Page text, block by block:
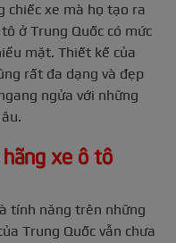
chiếc xe mà họ tạo ra
ở Trung Quốc có mức
mặt. Thiết kế của
rất đa dạng và đẹp
ngửa với những
xe ô tô
tính năng trên những
Trung Quốc vẫn chưa